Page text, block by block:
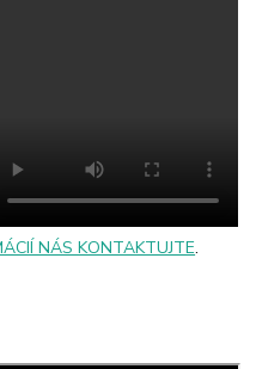
NÁS KONTAKTUJTE.